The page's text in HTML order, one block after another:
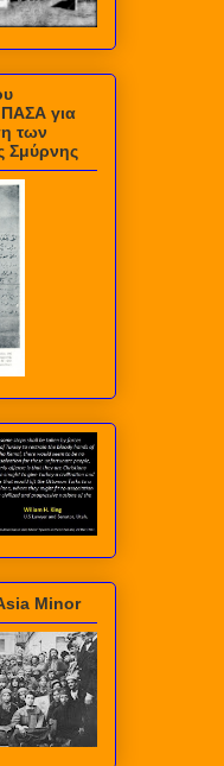
για
των
Σμύρνης
Minor